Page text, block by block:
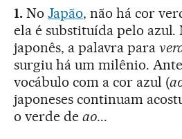
1.No Japão, não há cor
ela é substituída pelo
japonês, a palavra para
surgiu há um milênio.
vocábulo com a cor azul (
japoneses continuam
o verde de ao...